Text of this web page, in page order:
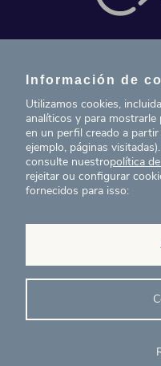
T.
Eco
© Eco
Información de
Utilizamos cookies,
analíticos y para mostrarle
en un perfil creado a
ejemplo, páginas
consulte nuestropolítica
rejeitar ou configurar
fornecidos para isso: